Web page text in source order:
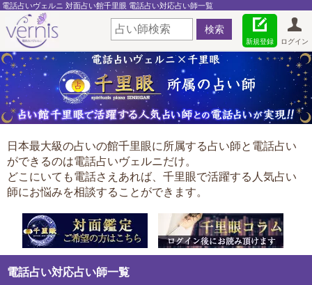
電話占いヴェルニ 対面占い館千里眼 電話占い対応占い師一覧
ログイン
新規登録
日本最大級の占いの館千里眼に所属する占い師と電話占い
ができるのは電話占いヴェルニだけ。
どこにいても電話さえあれば、千里眼で活躍する人気占い
師にお悩みを相談することができます。
電話占い対応占い師一覧